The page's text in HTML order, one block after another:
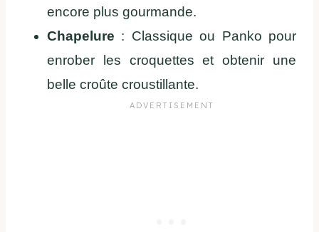
encore plus gourmande.
Chapelure : Classique ou Panko pour
enrober les croquettes et obtenir une
belle croûte croustillante.